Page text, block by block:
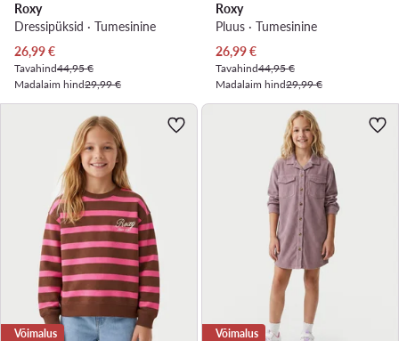
Roxy
Dressipüksid · Tumesinine
Praegune hind
26,99€
Tavahind44,95 €
Madalaim hind29,99 €
Roxy
Pluus · Tumesinine
Praegune hind
26,99€
Tavahind44,95 €
Madalaim hind29,99 €
Võimalus Võimalus